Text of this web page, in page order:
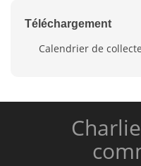
Téléchargement
Calendrier de